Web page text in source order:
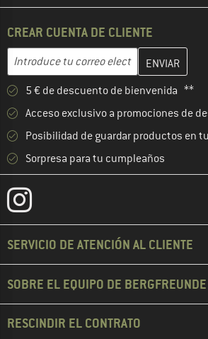
CREAR CUENTA DE CLIENTE
Introduce tu correo electrónico...
Introduce aquí tu dirección de correo
5 € de descuento de bienvenida **
Acceso exclusivo a promociones de
Posibilidad de guardar productos en
Sorpresa para tu cumpleaños
SERVICIO DE ATENCIÓN AL CLIENTE
SOBRE EL EQUIPO DE BERGFREUNDE
RESCINDIR EL CONTRATO